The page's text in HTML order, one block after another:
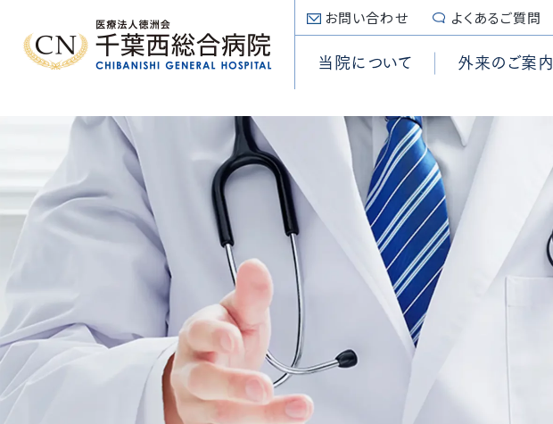
お問い合わせ よくあるご質問
当院について 外来のご案内
当院について
About
病院概要
院長挨拶
理念・沿革
医療講演
施設基準
当院の取り組み
TRIANGLE online
病院情報の公表
外来のご案内
診療受付時間
選定療養費について
外来フロア案内
入院のご案内
Inpatient
入院手続き
入院費用
診療科
Department
内科
心臓血管外科
外科
頭頸部外科
小児科
耳鼻咽喉科
放射線治療科
部門
Section
看護部
薬剤部
放射線科コメディカル
臨床検査科コメディカル
臨床工学科
リハビリテーション室
専門医療センター
Special
心臓病センター
SHDセンター
低侵襲心臓手術センター
大動脈センター
不整脈センター
アブレーションセンター